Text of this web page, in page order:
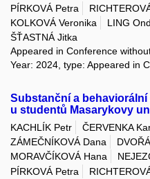
PÍRKOVÁ Petra
KOLKOVÁ Veronika
LING
ŠŤASTNÁ Jitka
Appeared in Conference
Year: 2024, type: Appeared in
Substanční a
u studentů Masarykovy
KACHLÍK Petr ČERVENKA
ZÁMEČNÍKOVÁ Dana
MORAVČÍKOVÁ Hana
PÍRKOVÁ Petra